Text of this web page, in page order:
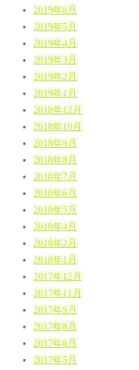
2019年6月
2019年5月
2019年4月
2019年3月
2019年2月
2019年1月
2018年12月
2018年10月
2018年9月
2018年8月
2018年7月
2018年6月
2018年5月
2018年4月
2018年2月
2018年1月
2017年12月
2017年11月
2017年9月
2017年8月
2017年6月
2017年5月